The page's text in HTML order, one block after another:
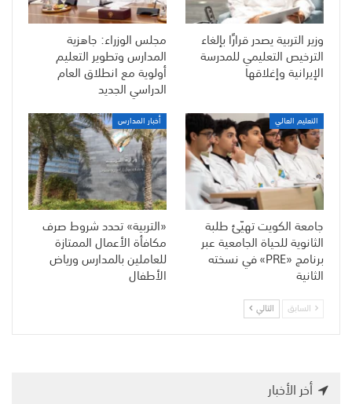
وزير التربية يصدر قرارًا بإلغاء
الترخيص التعليمي للمدرسة
الإيرانية وإغلاقها
مجلس الوزراء: جاهزية
المدارس وتطوير التعليم
أولوية مع انطلاق العام
الدراسي الجديد
التعليم العالي
جامعة الكويت تهيّئ طلبة
الثانوية للحياة الجامعية عبر
برنامج «PRE» في نسخته
الثانية
أخبار المدارس
«التربية» تحدد شروط صرف
مكافأة الأعمال الممتازة
للعاملين بالمدارس ورياض
الأطفال
السابق التالي
أخر الأخبار